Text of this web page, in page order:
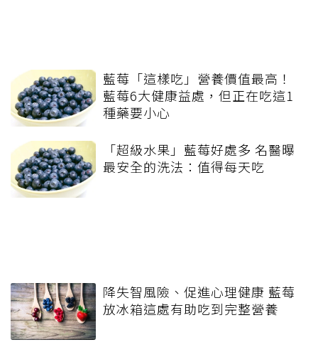
藍莓「這樣吃」營養價值最高！
藍莓6大健康益處，但正在吃這1
種藥要小心
「超級水果」藍莓好處多 名醫曝
最安全的洗法：值得每天吃
降失智風險、促進心理健康 藍莓
放冰箱這處有助吃到完整營養